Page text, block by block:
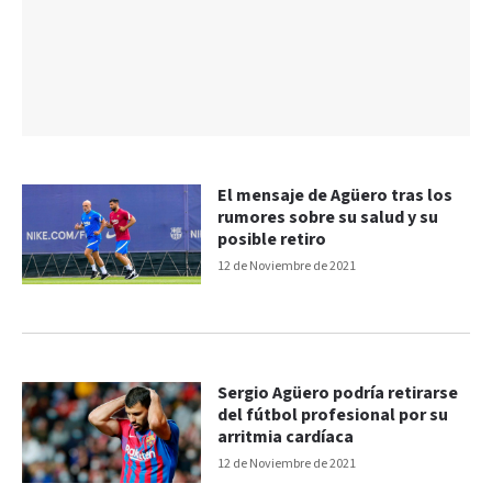
12 de Noviembre de 2021
El mensaje de Agüero tras los
rumores sobre su salud y su
posible retiro
12 de Noviembre de 2021
Sergio Agüero podría retirarse
del fútbol profesional por su
arritmia cardíaca